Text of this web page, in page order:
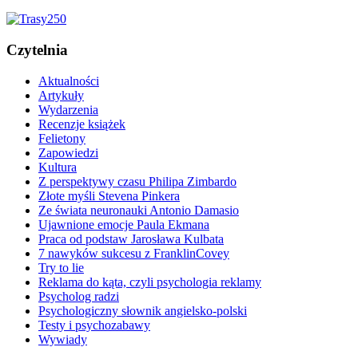
Czytelnia
Aktualności
Artykuły
Wydarzenia
Recenzje książek
Felietony
Zapowiedzi
Kultura
Z perspektywy czasu Philipa Zimbardo
Złote myśli Stevena Pinkera
Ze świata neuronauki Antonio Damasio
Ujawnione emocje Paula Ekmana
Praca od podstaw Jarosława Kulbata
7 nawyków sukcesu z FranklinCovey
Try to lie
Reklama do kąta, czyli psychologia reklamy
Psycholog radzi
Psychologiczny słownik angielsko-polski
Testy i psychozabawy
Wywiady